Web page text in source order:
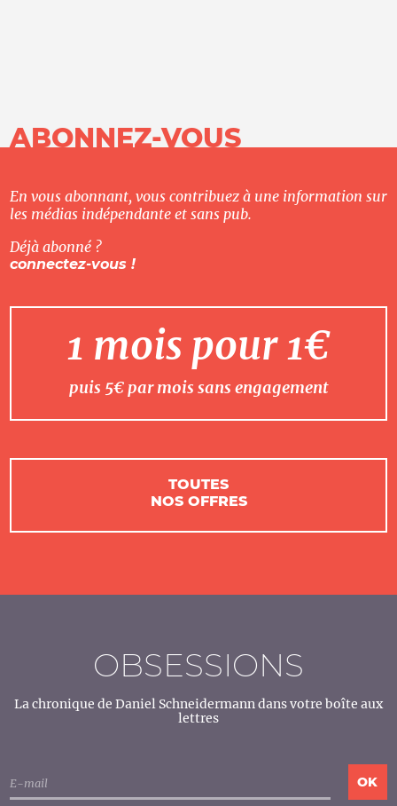
ABONNEZ-VOUS
En vous abonnant, vous contribuez à une information sur
les médias indépendante et sans pub.
Déjà abonné ?
connectez-vous !
1 mois pour 1€
puis 5€ par mois sans engagement
TOUTES
NOS OFFRES
OBSESSIONS
La chronique de Daniel Schneidermann dans votre boîte aux
lettres